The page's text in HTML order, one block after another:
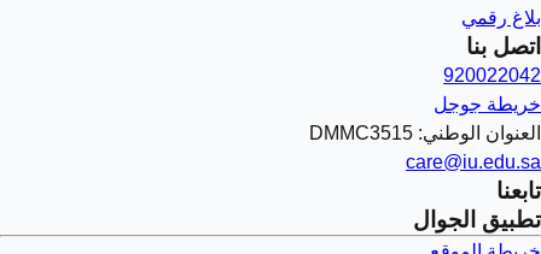
بلاغ رقمي
اتصل بنا
920022042
خريطة جوجل
العنوان الوطني: DMMC3515
care@iu.edu.sa
تابعنا
تطبيق الجوال